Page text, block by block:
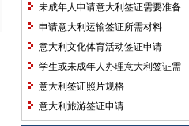
未成年人申请意大利签证需要准备
材料
申请意大利运输签证所需材料
意大利文化体育活动签证申请
学生或未成年人办理意大利签证需
要准备哪些材料？
意大利签证照片规格
意大利旅游签证申请